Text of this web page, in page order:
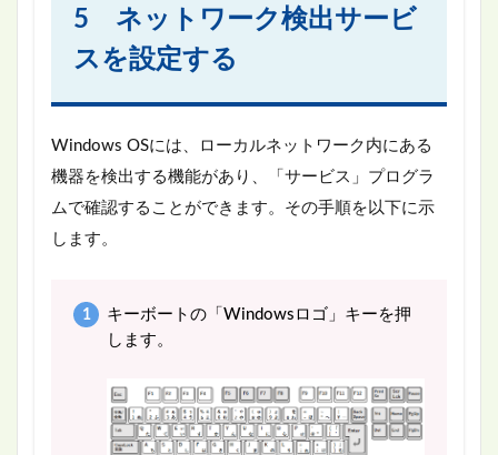
5 ネットワーク検出サービ
スを設定する
Windows OSには、ローカルネットワーク内にある
機器を検出する機能があり、「サービス」プログラ
ムで確認することができます。その手順を以下に示
します。
キーボートの「Windowsロゴ」キーを押
します。